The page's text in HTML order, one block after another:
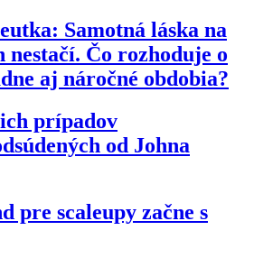
Samotná láska na
Čo rozhoduje o
aj náročné obdobia?
prípadov
od Johna
pre scaleupy začne s